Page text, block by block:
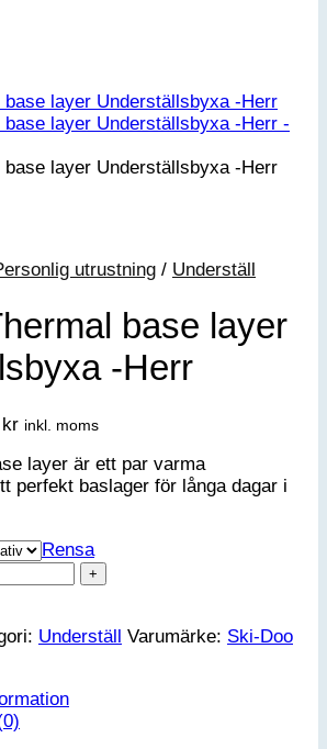
utrustning / Underställ
base layer
-Herr
krPrisintervall:
till
740.00 kr
inkl. moms
layer är ett par varma
perfekt baslager för långa dagar i
Rensa
Underställ Varumärke: Ski-Doo